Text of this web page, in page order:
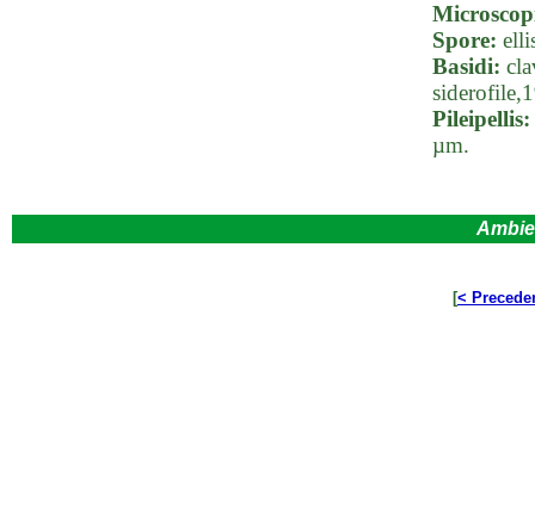
Spore:
Basidi:
Pileipellis:
µm.
[<